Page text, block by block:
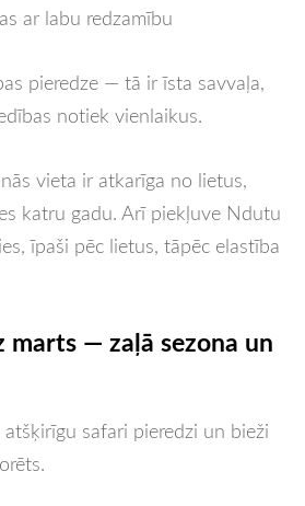
ar labu redzamību
pieredze — tā ir īsta savvaļa,
notiek vienlaikus.
vieta ir atkarīga no lietus,
katru gadu. Arī piekļuve Ndutu
īpaši pēc lietus, tāpēc elastība
marts — zaļā sezona un
safari pieredzi un bieži